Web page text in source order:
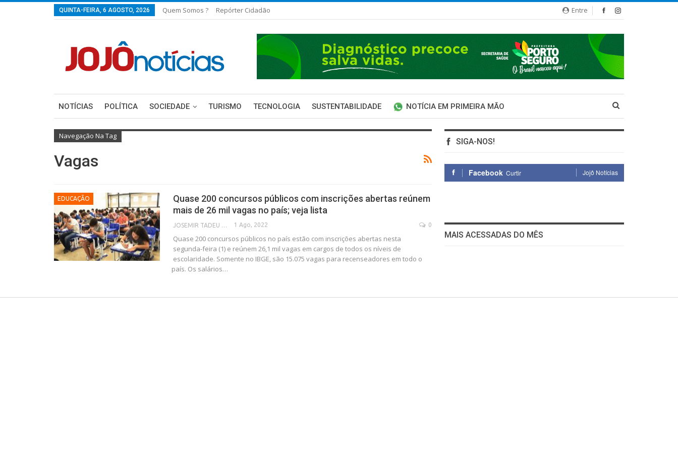
Entre
QUINTA-FEIRA, 6 AGOSTO, 2026 Quem Somos ? Repórter Cidadão
NOTÍCIAS POLÍTICA SOCIEDADE TURISMO TECNOLOGIA SUSTENTABILIDADE NOTÍCIA EM PRIMEIRA MÃO
Navegação Na Tag
Vagas
EDUCAÇÃO
Quase 200 concursos públicos com inscrições abertas reúnem
mais de 26 mil vagas no país; veja lista
JOSEMIR TADEU FONSECA 1 Ago, 2022 0
Quase 200 concursos públicos no país estão com inscrições abertas nesta
segunda-feira (1) e reúnem 26,1 mil vagas em cargos de todos os níveis de
escolaridade. Somente no IBGE, são 15.075 vagas para recenseadores em todo o
país. Os salários…
SIGA-NOS!
Facebook Curtir Jojô Notícias
MAIS ACESSADAS DO MÊS